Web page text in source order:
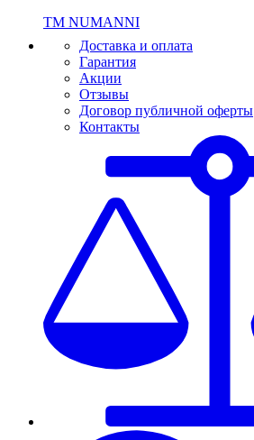
ТМ NUMANNI
Доставка и оплата
Гарантия
Акции
Отзывы
Договор публичной оферты
Контакты